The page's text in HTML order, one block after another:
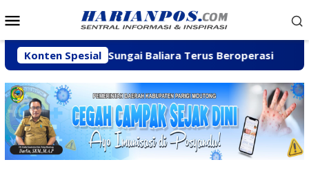
ke
Mobile
Konten Spesial
C di Sungai Baliara Terus Beroperasi Arpan